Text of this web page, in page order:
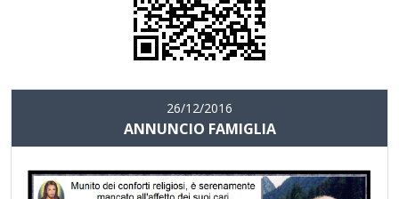
26/12/2016
ANNUNCIO FAMIGLIA